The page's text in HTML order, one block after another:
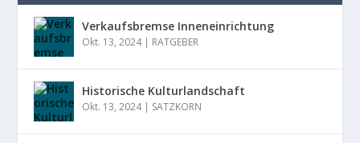
Verkaufsbremse Inneneinrichtung
Okt. 13, 2024| RATGEBER
Historische Kulturlandschaft
Okt. 13, 2024| SATZKORN